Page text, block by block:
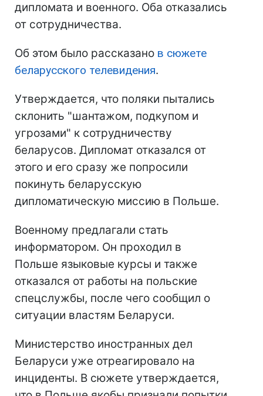
дипломата и военного. Оба отказались
от сотрудничества.
Об этом было рассказано в сюжете
беларусского телевидения.
Утверждается, что поляки пытались
склонить "шантажом, подкупом и
угрозами" к сотрудничеству
беларусов. Дипломат отказался от
этого и его сразу же попросили
покинуть беларусскую
дипломатическую миссию в Польше.
Военному предлагали стать
информатором. Он проходил в
Польше языковые курсы и также
отказался от работы на польские
спецслужбы, после чего сообщил о
ситуации властям Беларуси.
Министерство иностранных дел
Беларуси уже отреагировало на
инциденты. В сюжете утверждается,